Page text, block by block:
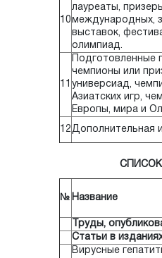
10
лауреаты,
международных,
выставок,
олимпиад.
11
Подготовленные
чемпионы или
универсиад,
Азиатских игр,
Европы, мира и
12Дополнительная
СПИСОК
№ Название
Труды,
Статьи в
Вирусные